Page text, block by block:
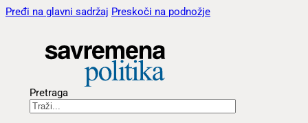
Pređi na glavni sadržaj Preskoči na podnožje
Pretraga